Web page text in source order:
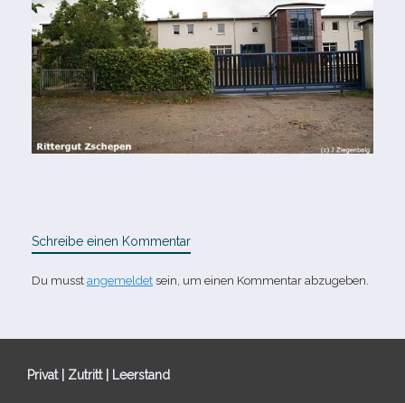
Schreibe einen Kommentar
Du musst angemeldet sein, um einen Kommentar abzugeben.
Privat | Zutritt | Leerstand